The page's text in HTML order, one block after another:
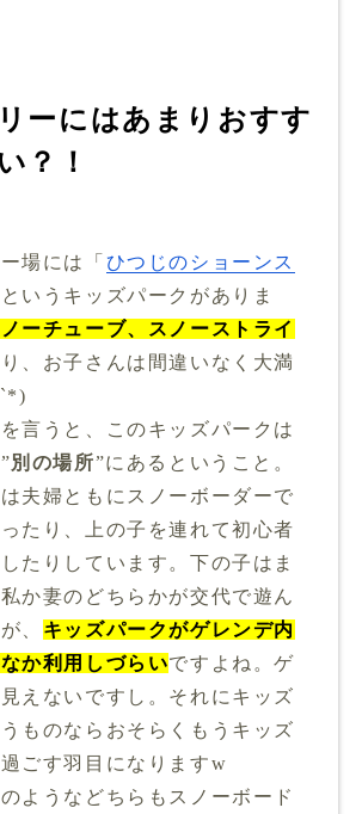
ーにはあまりおすす
？！
場には「 ひつじのショーンス
というキッズパークがありま
ーチューブ、スノーストライ
、お子さんは間違いなく大満
言うと、このキッズパークは
別の場所”にあるということ。
夫婦ともにスノーボーダーで
たり、上の子を連れて初心者
たりしています。下の子はま
か妻のどちらかが交代で遊ん
、 キッズパークがゲレンデ内
か利用しづらいですよね。ゲ
えないですし。それにキッズ
ものならおそらくもうキッズ
ごす羽目になりますw
ようなどちらもスノーボード